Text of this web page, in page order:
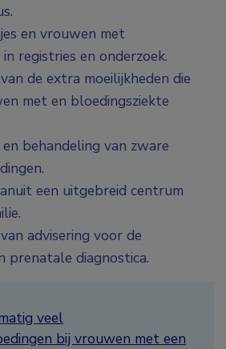
en vrouwen met
registries en onderzoek.
de extra moeilijkheden die
met en bloedingsziekte
behandeling van zware
een uitgebreid centrum
advisering voor de
prenatale diagnostica.
veel
bij vrouwen met een